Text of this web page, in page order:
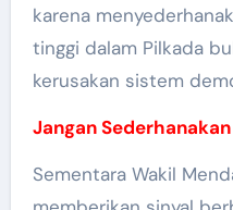
karena
tinggi dalam Pilkada
kerusakan sistem
Jangan
Sementara Wakil